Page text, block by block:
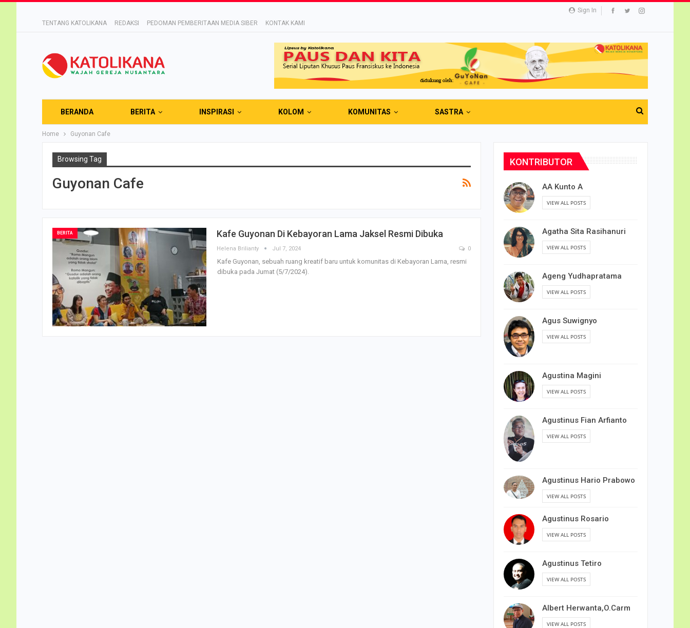
Sign In
TENTANG KATOLIKANA
REDAKSI PEDOMAN PEMBERITAAN MEDIA SIBER KONTAK KAMI
BERANDA BERITA INSPIRASI KOLOM KOMUNITAS SASTRA
Home Guyonan Cafe
Browsing Tag
Guyonan Cafe
BERITA Kafe Guyonan Di Kebayoran Lama Jaksel Resmi Dibuka
Helena Brilianty Jul 7, 2024 0
Kafe Guyonan, sebuah ruang kreatif baru untuk komunitas di Kebayoran Lama, resmi
dibuka pada Jumat (5/7/2024).
KONTRIBUTOR
AA Kunto A
VIEW ALL POSTS
Agatha Sita Rasihanuri
VIEW ALL POSTS
Ageng Yudhapratama
VIEW ALL POSTS
Agus Suwignyo
VIEW ALL POSTS
Agustina Magini
VIEW ALL POSTS
Agustinus Fian Arfianto
VIEW ALL POSTS
Agustinus Hario Prabowo
VIEW ALL POSTS
Agustinus Rosario
VIEW ALL POSTS
Agustinus Tetiro
VIEW ALL POSTS
Albert Herwanta,O.Carm
VIEW ALL POSTS